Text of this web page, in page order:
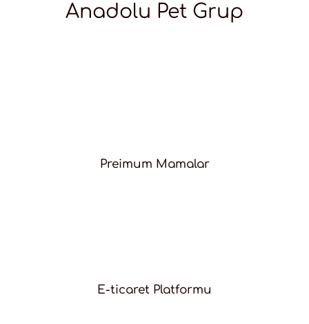
Anadolu Pet Grup
Preimum Mamalar
E-ticaret Platformu